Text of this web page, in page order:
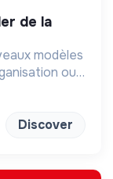
modèles
ou
Discover